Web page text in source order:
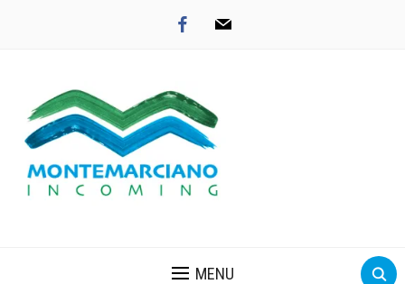
facebook mail
MENU